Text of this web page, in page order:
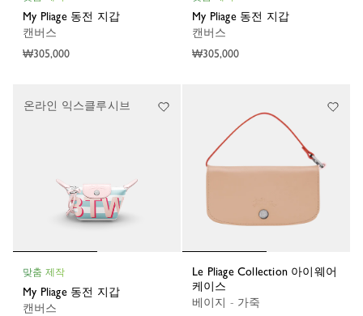
My Pliage 동전 지갑
캔버스
₩305,000
My Pliage 동전 지갑
캔버스
₩305,000
맞춤 제작
My Pliage 동전 지갑
캔버스
온라인 익스클루시브
Le Pliage Collection 아이웨어
케이스
베이지 - 가죽